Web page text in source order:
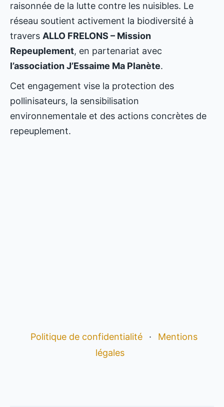
raisonnée de la lutte contre les nuisibles. Le
réseau soutient activement la biodiversité à
travers ALLO FRELONS – Mission
Repeuplement, en partenariat avec
l’association J’Essaime Ma Planète.
Cet engagement vise la protection des
pollinisateurs, la sensibilisation
environnementale et des actions concrètes de
repeuplement.
Politique de confidentialité ·
Mentions
légales